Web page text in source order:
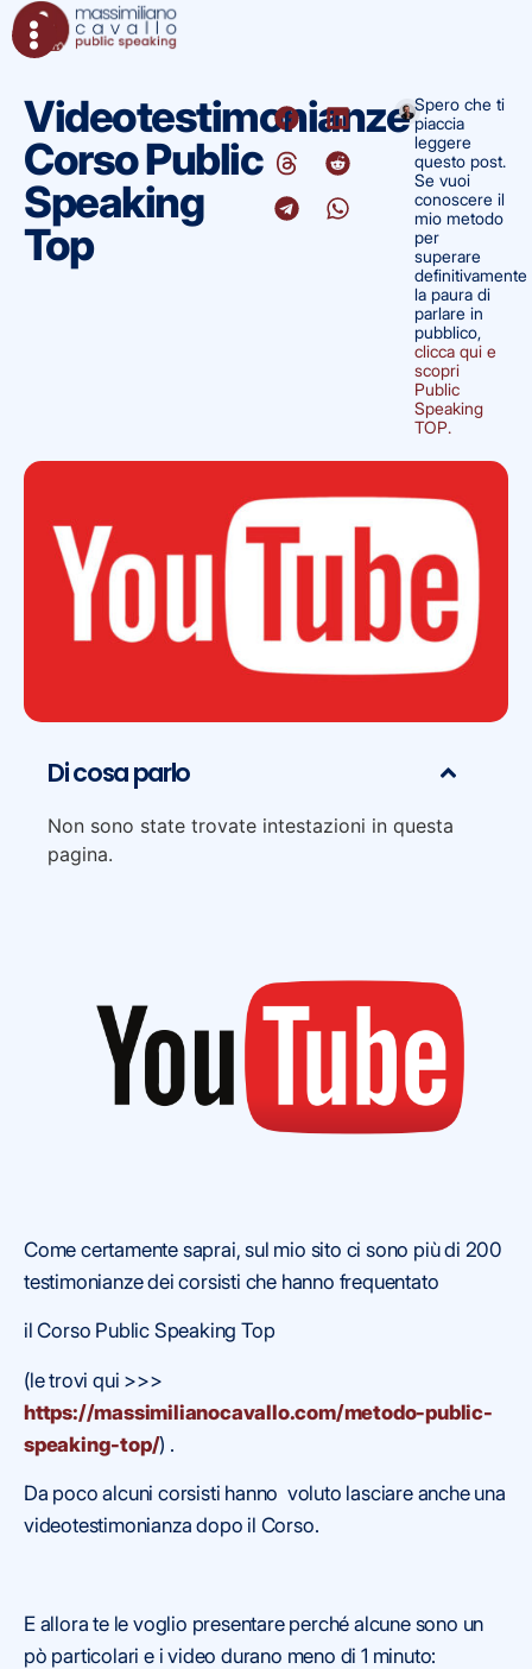
Videotestimonianze
Corso Public
Speaking
Top
Spero che ti
piaccia
leggere
questo post.
Se vuoi
conoscere il
mio metodo
per
superare
definitivamente
la paura di
parlare in
pubblico,
clicca qui e
scopri
Public
Speaking
TOP.
Di cosa parlo
Non sono state trovate intestazioni in questa
pagina.
Come certamente saprai, sul mio sito ci sono più di 200
testimonianze dei corsisti che hanno frequentato
il Corso Public Speaking Top
(le trovi qui >>>
https://massimilianocavallo.com/metodo-public-
speaking-top/) .
Da poco alcuni corsisti hanno voluto lasciare anche una
videotestimonianza dopo il Corso.
E allora te le voglio presentare perché alcune sono un
pò particolari e i video durano meno di 1 minuto: